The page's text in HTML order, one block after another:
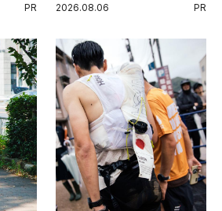
PR 2026.08.06 PR